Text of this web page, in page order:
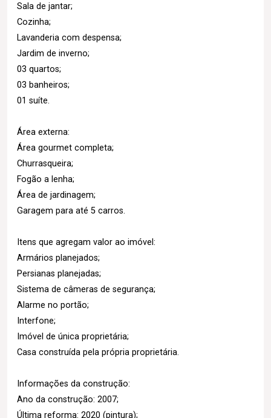
Sala de jantar;
Cozinha;
Lavanderia com despensa;
Jardim de inverno;
03 quartos;
03 banheiros;
01 suíte.
Área externa:
Área gourmet completa;
Churrasqueira;
Fogão a lenha;
Área de jardinagem;
Garagem para até 5 carros.
Itens que agregam valor ao imóvel:
Armários planejados;
Persianas planejadas;
Sistema de câmeras de segurança;
Alarme no portão;
Interfone;
Imóvel de única proprietária;
Casa construída pela própria proprietária.
Informações da construção:
Ano da construção: 2007;
Última reforma: 2020 (pintura);